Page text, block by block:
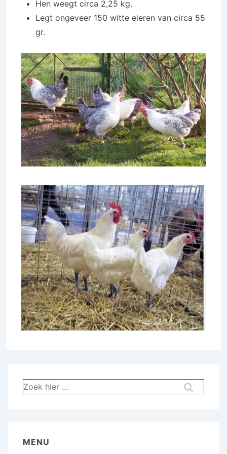
Hen weegt circa 2,25 kg.
Legt ongeveer 150 witte eieren van circa 55
gr.
Zoek
naar:
MENU